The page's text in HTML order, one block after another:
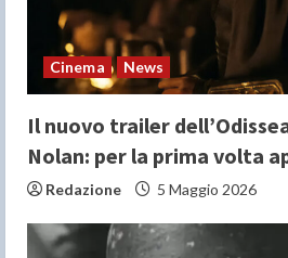
n
g
Cinema News
Il nuovo trailer
Nolan: per la prima volta
Redazione 5 Maggio 2026